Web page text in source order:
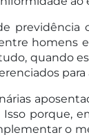
homens
quando
para
porque,
o